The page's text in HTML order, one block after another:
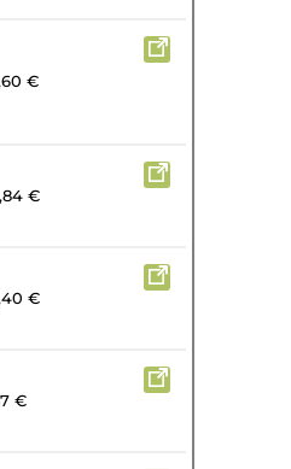
€
€
€
€